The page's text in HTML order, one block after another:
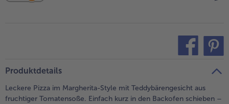
- 5 € beim Kauf von 7 Schlemmermenüs nach Wahl
Produktdetails
Leckere Pizza im Margherita-Style mit Teddybärengesicht aus
fruchtiger Tomatensoße. Einfach kurz in den Backofen schieben –